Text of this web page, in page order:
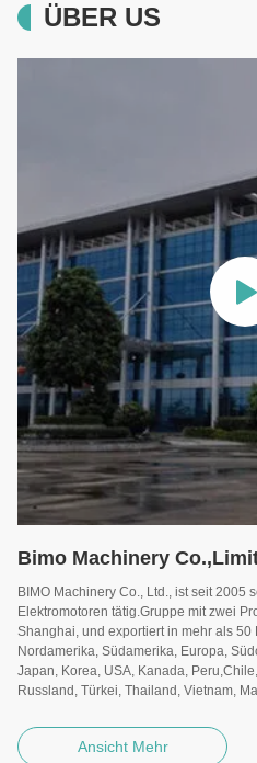
ÜBER US
Bimo Machinery
BIMO Machinery Co., Ltd., ist seit 2005
Elektromotoren tätig.Gruppe mit zwei
Shanghai, und exportiert in mehr als 50
Nordamerika, Südamerika, Europa,
Japan, Korea, USA, Kanada,
Russland, Türkei, Thailand, Vietnam,
Ansicht Mehr